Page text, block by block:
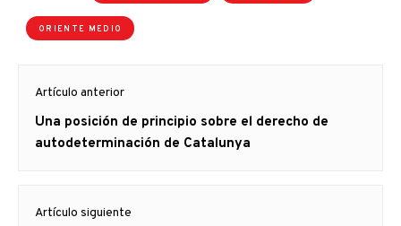
ORIENTE MEDIO
de
entradas
Artículo anterior
Artículo
anterior
Una posición de principio sobre el derecho de
autodeterminación de Catalunya
Artículo siguiente